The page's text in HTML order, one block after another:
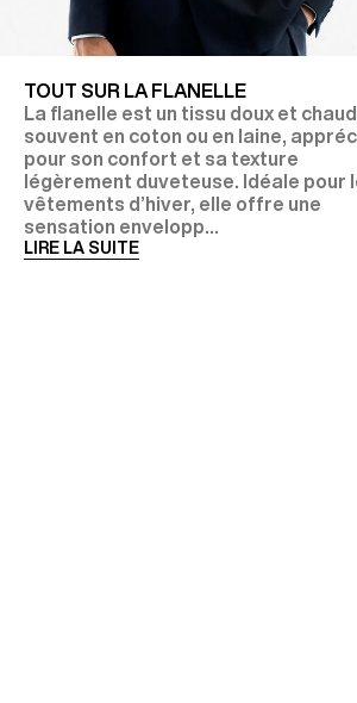
TOUT SUR LA FLANELLE
La flanelle est un tissu doux et chaud,
souvent en coton ou en laine,
pour son confort et sa texture
légèrement duveteuse. Idéale pour
vêtements d’hiver, elle offre une
sensation envelopp...
LIRE LA SUITE